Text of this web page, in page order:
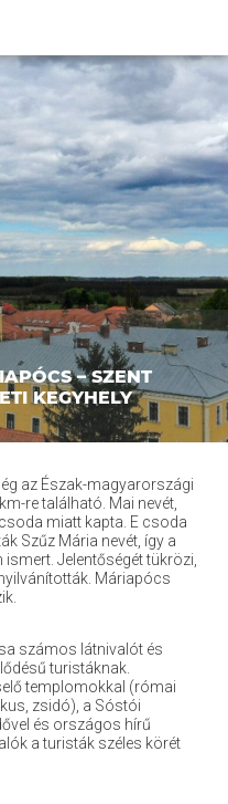
– SZENT
KEGYHELY
az Észak-magyarországi
re található. Mai nevét,
miatt kapta. E csoda
Szűz Mária nevét, így a
Jelentőségét tükrözi,
Máriapócs
számos látnivalót és
turistáknak.
templomokkal (római
zsidó), a Sóstói
és országos hírű
a turisták széles körét